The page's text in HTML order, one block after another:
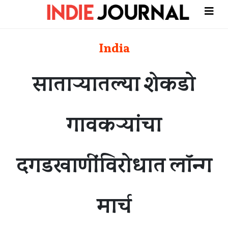
India
साताऱ्यातल्या शेकडो
गावकऱ्यांचा
दगडखाणींविरोधात लॉन्ग
मार्च